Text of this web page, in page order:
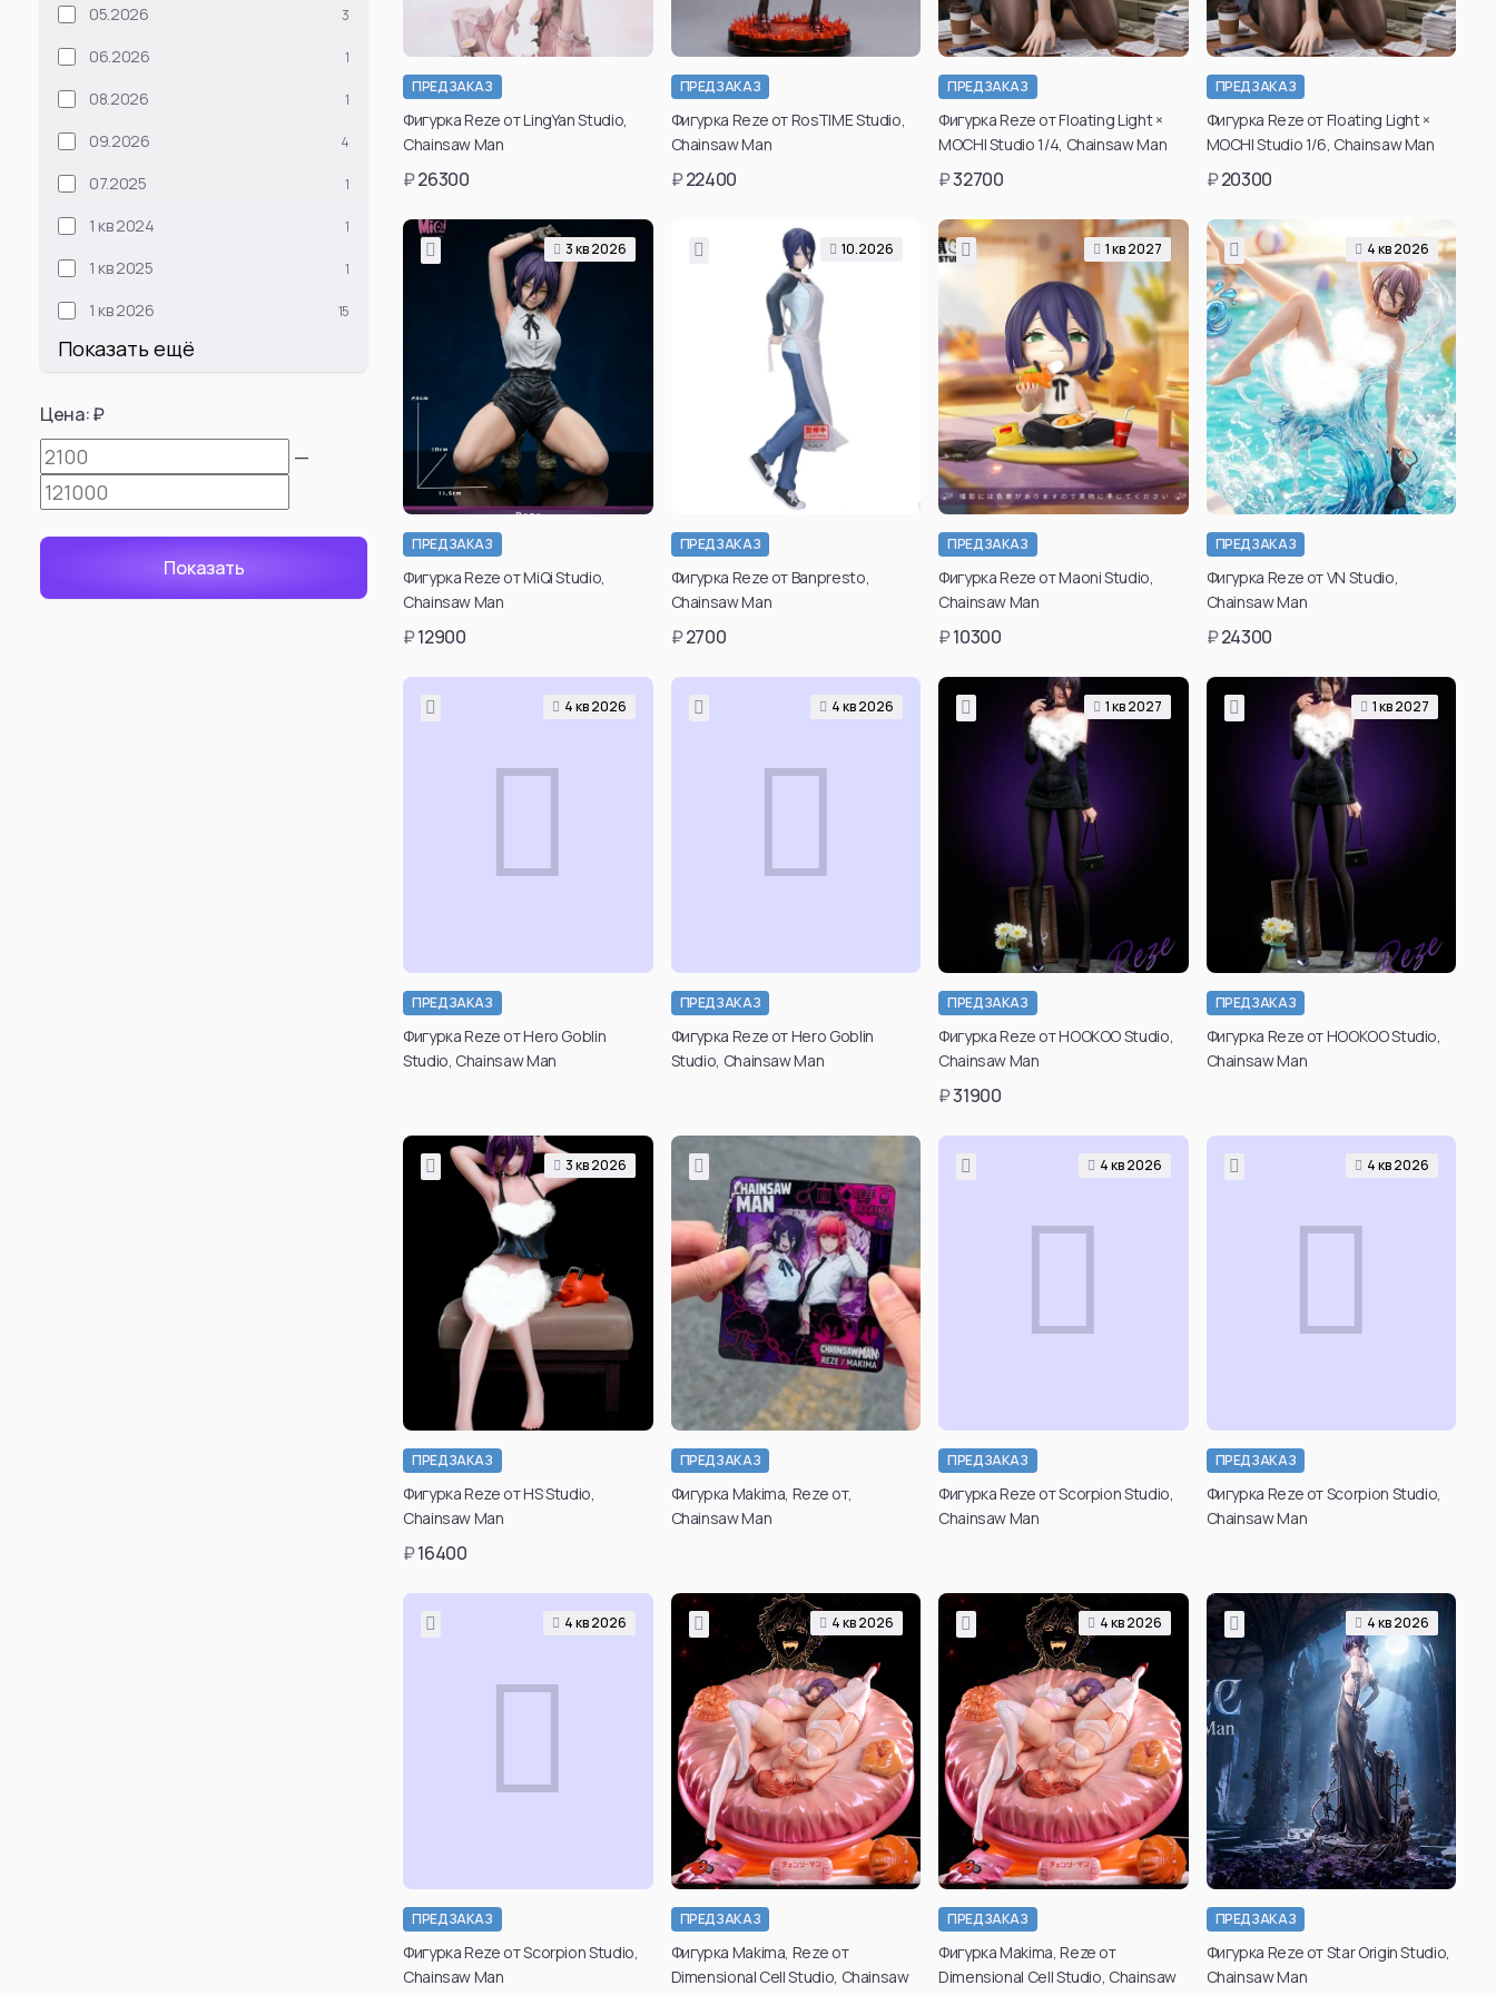
05.2026 3
06.2026 1
08.2026 1
09.2026 4
07.2025 1
1 кв 2024 1
1 кв 2025 1
1 кв 2026 15
Показать ещё
Цена: ₽
—
ПРЕДЗАКАЗ
Фигурка Reze от LingYan Studio,
Chainsaw Man
₽26300
ПРЕДЗАКАЗ
Фигурка Reze от RosTIME Studio,
Chainsaw Man
₽22400
ПРЕДЗАКАЗ
Фигурка Reze от Floating Light ×
MOCHI Studio 1/4, Chainsaw Man
₽32700
ПРЕДЗАКАЗ
Фигурка Reze от Floating Light ×
MOCHI Studio 1/6, Chainsaw Man
₽20300
3 кв 2026
ПРЕДЗАКАЗ
Фигурка Reze от MiQi Studio,
Chainsaw Man
₽12900
10.2026
ПРЕДЗАКАЗ
Фигурка Reze от Banpresto,
Chainsaw Man
₽2700
1 кв 2027
ПРЕДЗАКАЗ
Фигурка Reze от Maoni Studio,
Chainsaw Man
₽10300
4 кв 2026
ПРЕДЗАКАЗ
Фигурка Reze от VN Studio,
Chainsaw Man
₽24300
4 кв 2026
Подтвердить свой
возраст для просмотра
кабинете после
регистрации.
Подтвердить
возраст
ПРЕДЗАКАЗ
Фигурка Reze от Hero Goblin
Studio, Chainsaw Man
4 кв 2026
Подтвердить свой
возраст для просмотра
кабинете после
регистрации.
Подтвердить
возраст
ПРЕДЗАКАЗ
Фигурка Reze от Hero Goblin
Studio, Chainsaw Man
1 кв 2027
ПРЕДЗАКАЗ
Фигурка Reze от HOOKOO Studio,
Chainsaw Man
₽31900
1 кв 2027
ПРЕДЗАКАЗ
Фигурка Reze от HOOKOO Studio,
Chainsaw Man
3 кв 2026
ПРЕДЗАКАЗ
Фигурка Reze от HS Studio,
Chainsaw Man
₽16400
ПРЕДЗАКАЗ
Фигурка Makima, Reze от,
Chainsaw Man
4 кв 2026
Подтвердить свой
возраст для просмотра
кабинете после
регистрации.
Подтвердить
возраст
ПРЕДЗАКАЗ
Фигурка Reze от Scorpion Studio,
Chainsaw Man
4 кв 2026
Подтвердить свой
возраст для просмотра
кабинете после
регистрации.
Подтвердить
возраст
ПРЕДЗАКАЗ
Фигурка Reze от Scorpion Studio,
Chainsaw Man
4 кв 2026
Подтвердить свой
возраст для просмотра
ПРЕДЗАКАЗ
Фигурка Reze от Scorpion Studio,
Chainsaw Man
4 кв 2026
ПРЕДЗАКАЗ
Фигурка Makima, Reze от
Dimensional Cell Studio, Chainsaw
4 кв 2026
ПРЕДЗАКАЗ
Фигурка Makima, Reze от
Dimensional Cell Studio, Chainsaw
4 кв 2026
ПРЕДЗАКАЗ
Фигурка Reze от Star Origin Studio,
Chainsaw Man